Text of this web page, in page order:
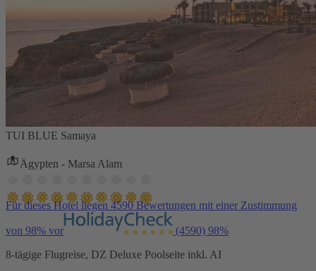
TUI BLUE Samaya
Ägypten - Marsa Alam
Für dieses Hotel liegen 4590 Bewertungen mit einer Zustimmung
von 98% vor (4590) 98%
8-tägige Flugreise, DZ Deluxe Poolseite inkl. AI